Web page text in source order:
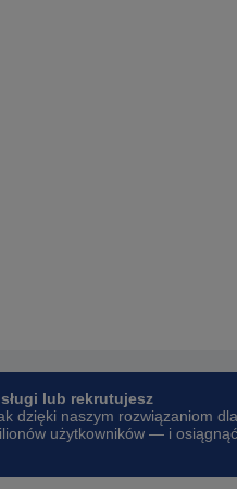
lub rekrutujesz
dzięki naszym rozwiązaniom dla
użytkowników — i osiągnąć